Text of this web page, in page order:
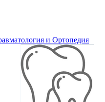
и Ортопедия